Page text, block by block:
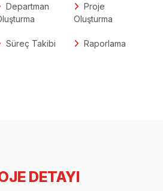
Departman
Proje
Oluşturma
Süreç Takibi Raporlama
DETAYI